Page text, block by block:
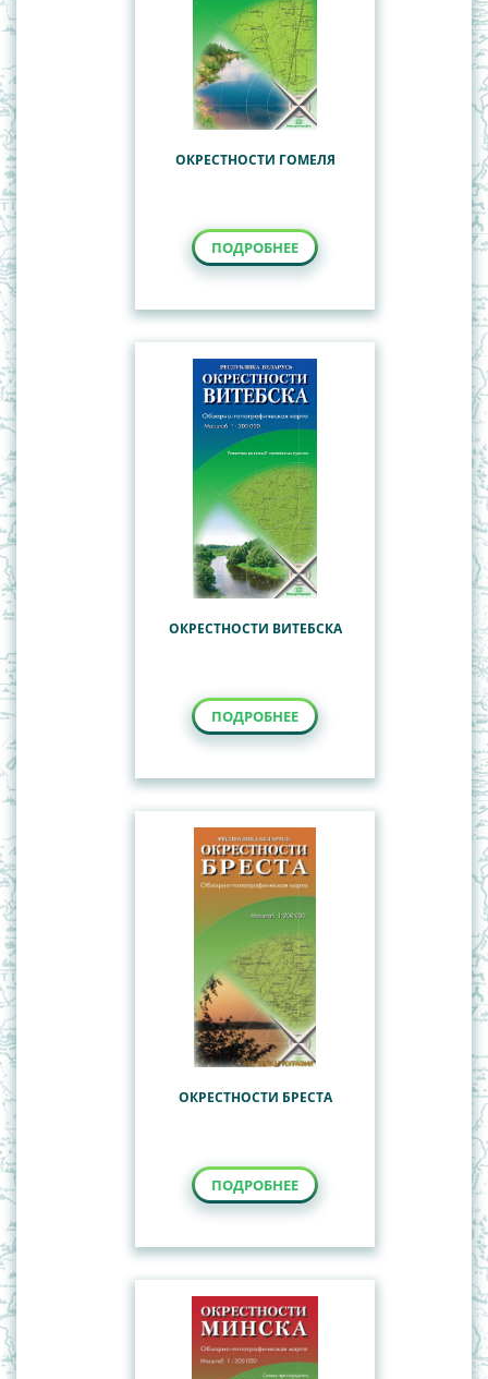
ОКРЕСТНОСТИ ГОМЕЛЯ
ПОДРОБНЕЕ
ОКРЕСТНОСТИ ВИТЕБСКА
ПОДРОБНЕЕ
ОКРЕСТНОСТИ БРЕСТА
ПОДРОБНЕЕ